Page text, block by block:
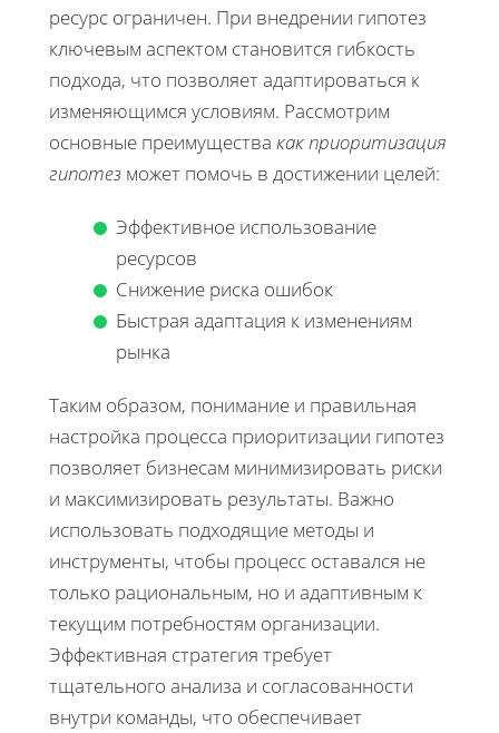
ресурс ограничен. При внедрении гипотез
ключевым аспектом становится гибкость
подхода, что позволяет адаптироваться к
изменяющимся условиям. Рассмотрим
основные преимущества как приоритизация
гипотез может помочь в достижении целей:
Эффективное использование
ресурсов
Снижение риска ошибок
Быстрая адаптация к изменениям
рынка
Таким образом, понимание и правильная
настройка процесса приоритизации гипотез
позволяет бизнесам минимизировать риски
и максимизировать результаты. Важно
использовать подходящие методы и
инструменты, чтобы процесс оставался не
только рациональным, но и адаптивным к
текущим потребностям организации.
Эффективная стратегия требует
тщательного анализа и согласованности
внутри команды, что обеспечивает